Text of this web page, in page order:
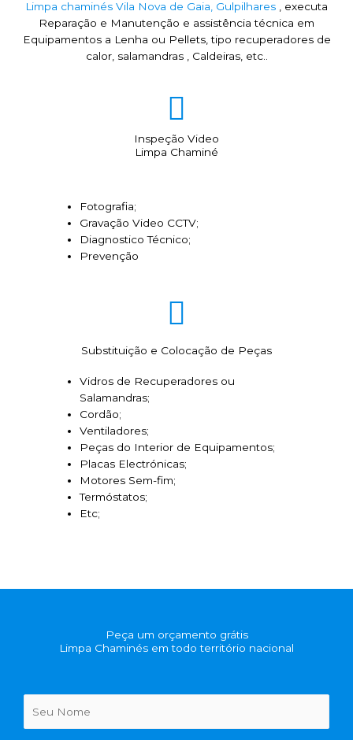
Limpa chaminés Vila Nova de Gaia, Gulpilhares , executa
Reparação e Manutenção e assistência técnica em
Equipamentos a Lenha ou Pellets, tipo recuperadores de
calor, salamandras , Caldeiras, etc..
Inspeção Video
Limpa Chaminé
Fotografia;
Gravação Video CCTV;
Diagnostico Técnico;
Prevenção
Substituição e Colocação de Peças
Vidros de Recuperadores ou
Salamandras;
Cordão;
Ventiladores;
Peças do Interior de Equipamentos;
Placas Electrónicas;
Motores Sem-fim;
Termóstatos;
Etc;
Peça um orçamento grátis
Limpa Chaminés em todo território nacional